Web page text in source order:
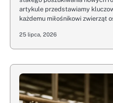
artykule przedstawiamy
każdemu miłośnikowi zwierząt
25 lipca, 2026